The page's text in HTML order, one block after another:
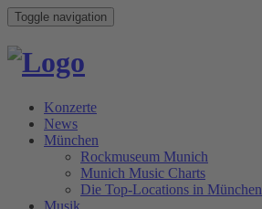
Toggle navigation
Konzerte
News
München
Rockmuseum Munich
Munich Music Charts
Die Top-Locations in München
Musik